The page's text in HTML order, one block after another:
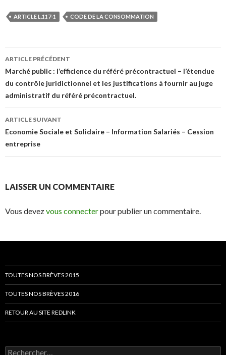
ARTICLE L.117-1 CODE DE LA CONSOMMATION
Navigation
des
articles
ARTICLE PRÉCÉDENT
Marché public : l’efficience du référé précontractuel – l’étendue
du contrôle juridictionnel et les justifications à fournir au juge
administratif du référé précontractuel.
ARTICLE SUIVANT
Economie Sociale et Solidaire – Information Salariés – Cession
entreprise
LAISSER UN COMMENTAIRE
Vous devezvous connecterpour publier un commentaire.
TOUTES NOS BRÈVES 2015
TOUTES NOS BRÈVES 2016
RETOUR AU SITE REDLINK
Rechercher :